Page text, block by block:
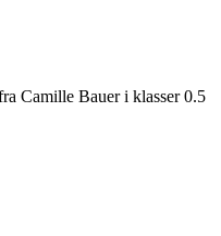
Camille Bauer i klasser 0.5